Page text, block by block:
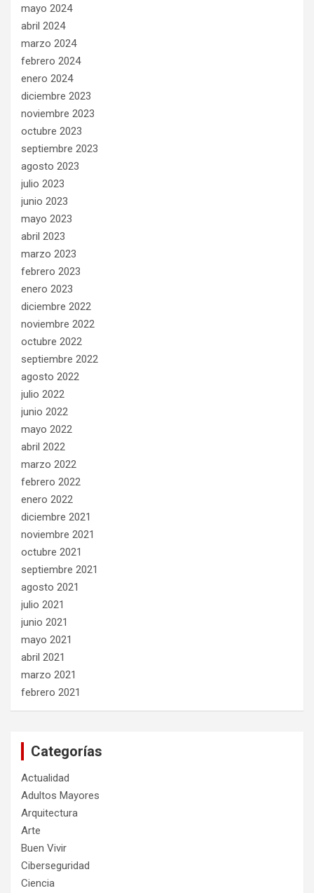
mayo 2024
abril 2024
marzo 2024
febrero 2024
enero 2024
diciembre 2023
noviembre 2023
octubre 2023
septiembre 2023
agosto 2023
julio 2023
junio 2023
mayo 2023
abril 2023
marzo 2023
febrero 2023
enero 2023
diciembre 2022
noviembre 2022
octubre 2022
septiembre 2022
agosto 2022
julio 2022
junio 2022
mayo 2022
abril 2022
marzo 2022
febrero 2022
enero 2022
diciembre 2021
noviembre 2021
octubre 2021
septiembre 2021
agosto 2021
julio 2021
junio 2021
mayo 2021
abril 2021
marzo 2021
febrero 2021
Categorías
Actualidad
Adultos Mayores
Arquitectura
Arte
Buen Vivir
Ciberseguridad
Ciencia